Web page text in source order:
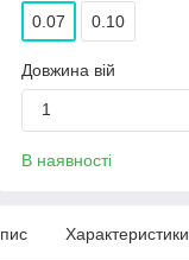
0.07 0.10
Довжина вій
1
В наявності
Характеристики